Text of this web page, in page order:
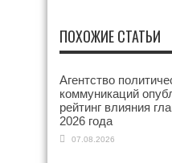
ПОХОЖИЕ СТАТЬИ
Агентство
коммуникаций
рейтинг влияния
2026 года
07.08.2026